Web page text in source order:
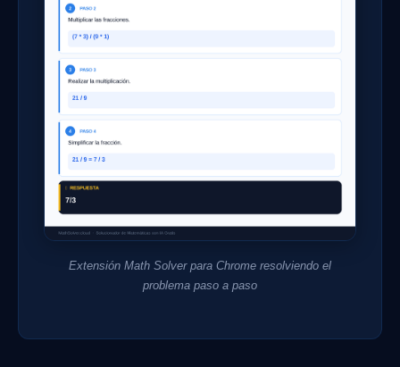
Extensión Math Solver para Chrome resolviendo el
problema paso a paso